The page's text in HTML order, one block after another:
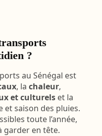
?
au Sénégal est
, la chaleur,
et culturelset la
et saison des pluies.
toute l’année,
garder en tête.